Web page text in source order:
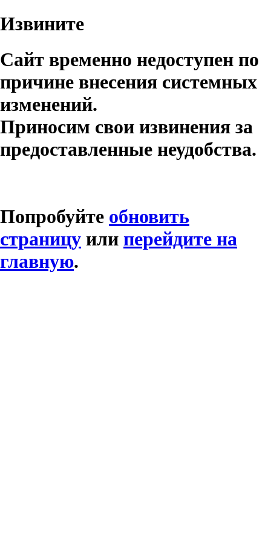
Извините
Сайт временно недоступен по
причине внесения системных
изменений.
Приносим свои извинения за
предоставленные неудобства.
Попробуйте обновить
страницу или перейдите на
главную.